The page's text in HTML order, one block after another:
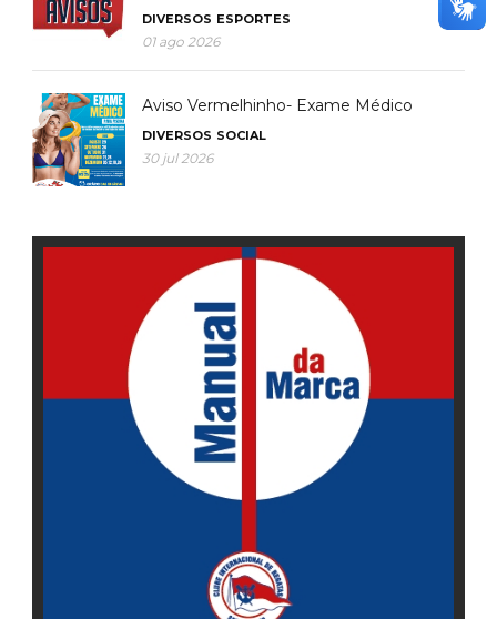
DIVERSOS ESPORTES
01 ago 2026
Aviso Vermelhinho- Exame Médico
DIVERSOS SOCIAL
30 jul 2026